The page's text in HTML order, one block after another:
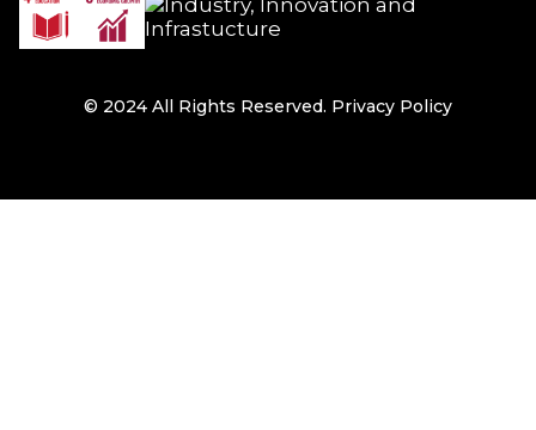
© 2024 All Rights Reserved. Privacy Policy